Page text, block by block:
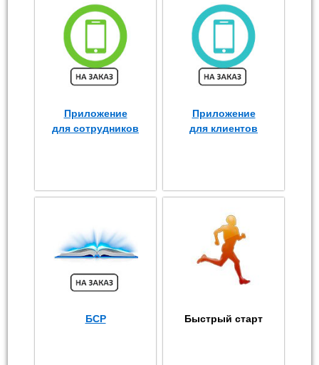
Приложение
для сотрудников
Приложение
для клиентов
БСР Быстрый старт